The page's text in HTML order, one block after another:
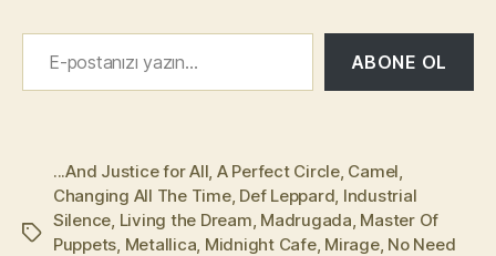
E-postanızı yazın…
ABONE OL
Etiketler
...And Justice for All A Perfect Circle, Camel
Changing All The Time, Def Leppard Industrial
Silence Living the Dream Madrugada Master Of
Puppets Metallica Midnight Cafe, Mirage, No Need